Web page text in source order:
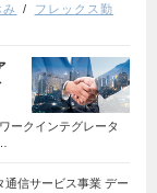
み
フレックス勤
ークインテグレータ
通信サービス事業 デー